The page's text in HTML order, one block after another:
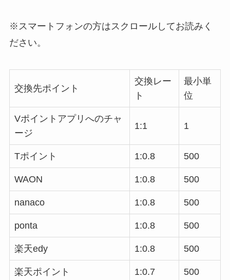
※スマートフォンの方はスクロールしてお読みく
ださい。
交換先ポイント
交換レー
ト
最小単
位
Vポイントアプリへのチャ
ージ
1:1 1
Tポイント 1:0.8 500
WAON 1:0.8 500
nanaco 1:0.8 500
ponta 1:0.8 500
楽天edy 1:0.8 500
楽天ポイント 1:0.7 500